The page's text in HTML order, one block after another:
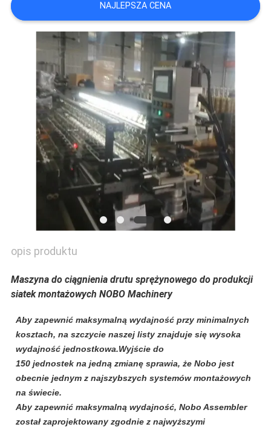
SITEMAP
POLITYKA
PRYWATNOŚCI
NAJLEPSZA CENA
opis produktu
Maszyna do ciągnienia drutu sprężynowego do produkcji
siatek montażowych NOBO Machinery
Aby zapewnić maksymalną wydajność przy minimalnych
kosztach, na szczycie naszej listy znajduje się wysoka
wydajność jednostkowa.Wyjście do
150 jednostek na jedną zmianę sprawia, że ​​Nobo jest
obecnie jednym z najszybszych systemów montażowych
na świecie.
Aby zapewnić maksymalną wydajność, Nobo Assembler
został zaprojektowany zgodnie z najwyższymi